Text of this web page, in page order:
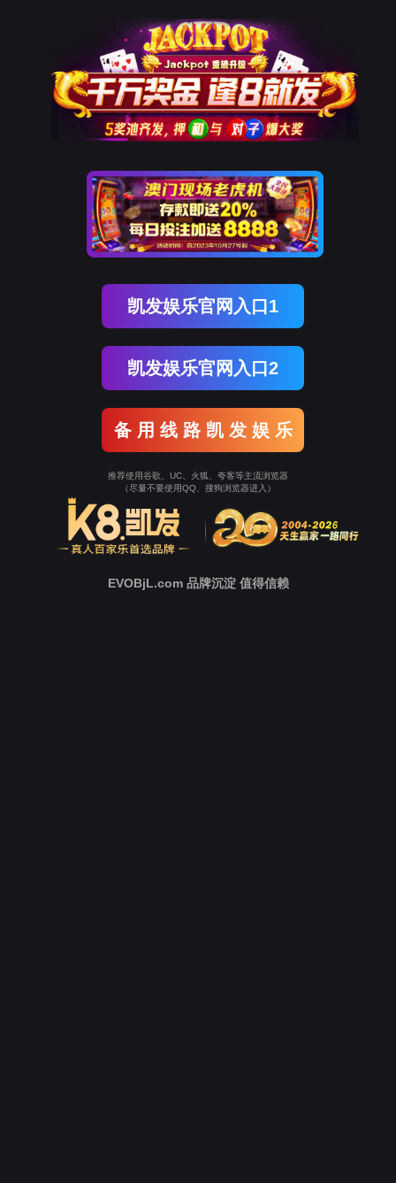
亿万先生MR